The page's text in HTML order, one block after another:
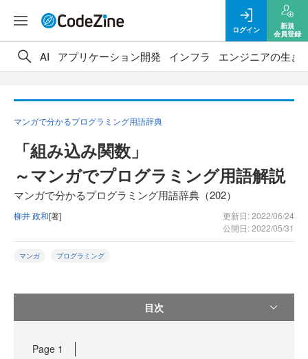
ログイン
新規
会員登録
AI アプリケーション開発 インフラ エンジニアの生き
マンガで分かるプログラミング用語辞典
「組み込み関数」
～マンガでプログラミング用語解説
マンガで分かるプログラミング用語辞典（202）
柳井 政和[著]
更新日: 2022/06/24
公開日: 2022/05/31
マンガ プログラミング
目次
Page 1